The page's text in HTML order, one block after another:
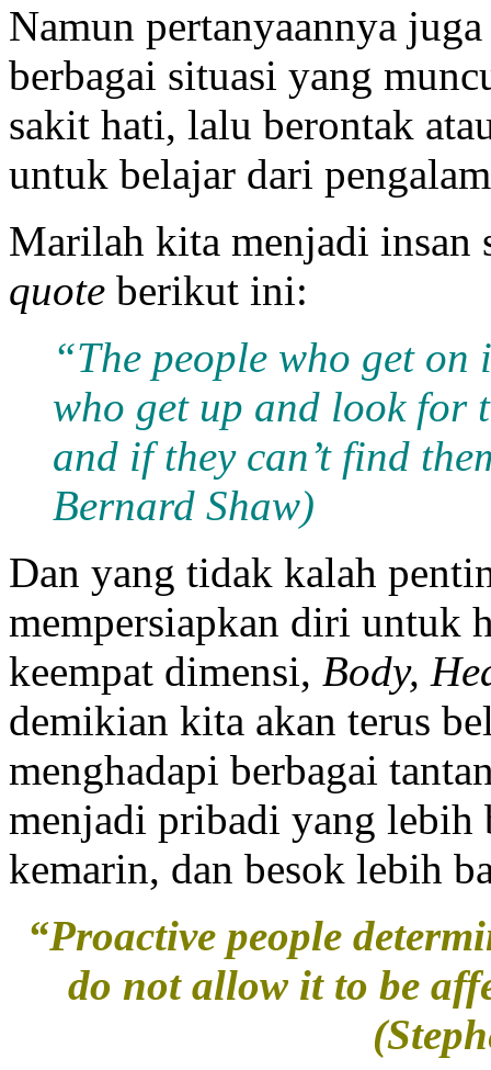
Namun pertanyaannya
berbagai situasi yang
sakit hati, lalu berontak
untuk belajar dari
Marilah kita menjadi insan
quote berikut ini:
“The people who get
who get up and look for
and if they can’t find
Bernard Shaw)
Dan yang tidak kalah
mempersiapkan diri untuk
keempat dimensi, Body,
demikian kita akan terus
menghadapi berbagai
menjadi pribadi yang
kemarin, dan besok lebih
“Proactive people
do not allow it to be